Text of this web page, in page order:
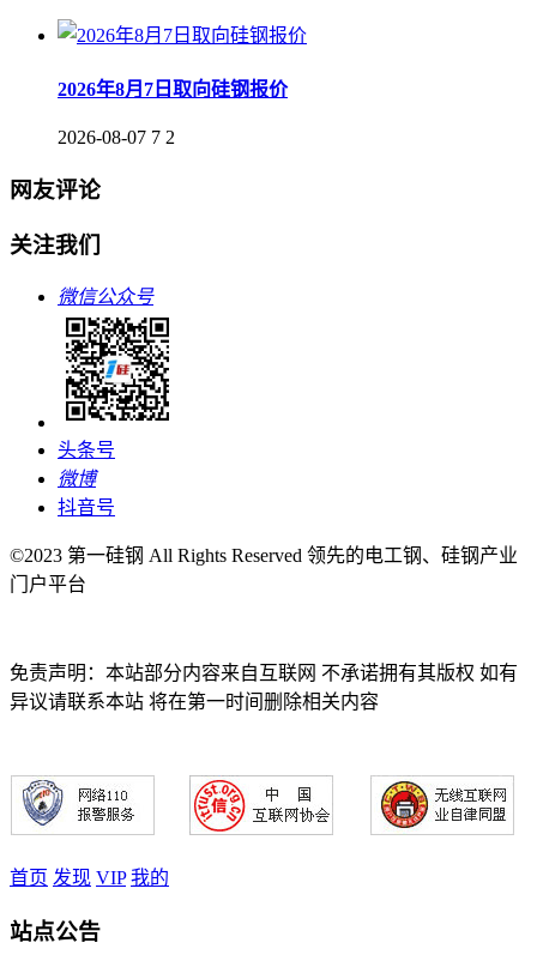
2026年8月7日取向硅钢报价
2026-08-07 7 2
网友评论
关注我们
微信公众号
头条号
微博
抖音号
©2023 第一硅钢 All Rights Reserved 领先的电工钢、硅钢产业
门户平台
免责声明：本站部分内容来自互联网 不承诺拥有其版权 如有
异议请联系本站 将在第一时间删除相关内容
首页 发现 VIP 我的
站点公告